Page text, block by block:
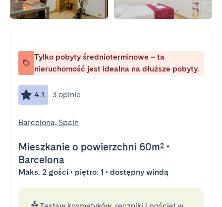
Tylko pobyty średnioterminowe – ta
nieruchomość jest idealna na dłuższe pobyty.
4.1 3 opinie
Barcelona, Spain
Mieszkanie o powierzchni 60m² •
Barcelona
Maks. 2 gości • piętro: 1 • dostępny windą